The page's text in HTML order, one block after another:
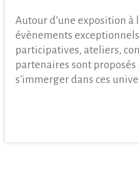
Autour d’une exposition à
évènements
participatives, ateliers,
partenaires sont
s’immerger dans ces